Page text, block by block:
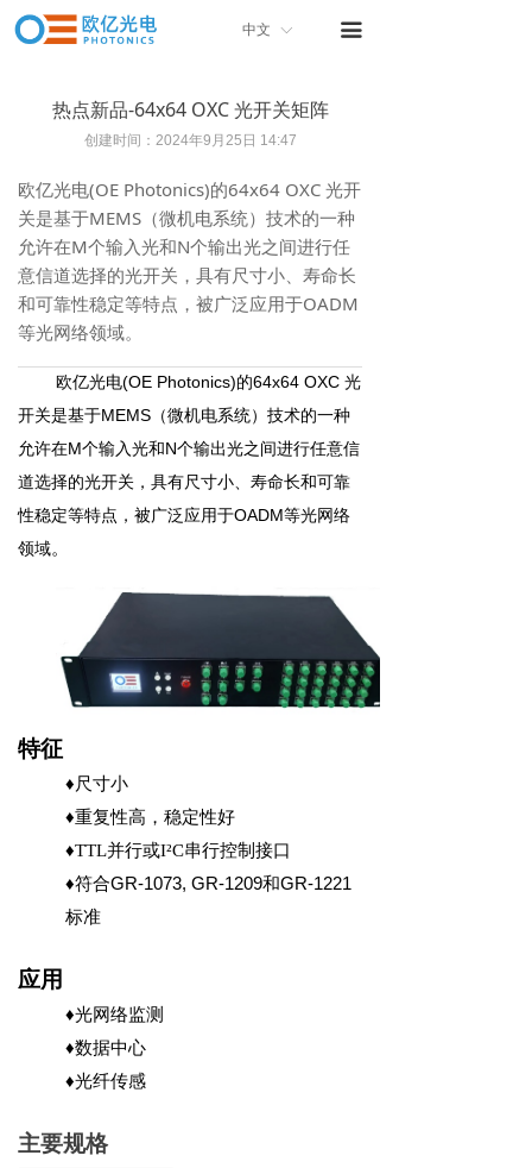
끀
首页
产品画册
联系我们
ꀅ
中文
热点新品-64x64 OXC 光开关矩阵
创建时间： 2024年9月25日 14:47
欧亿光电(OE Photonics)的64x64 OXC 光开
关是基于MEMS（微机电系统）技术的一种
允许在M个输入光和N个输出光之间进行任
意信道选择的光开关，具有尺寸小、寿命长
和可靠性稳定等特点，被广泛应用于OADM
等光网络领域。
欧亿光电(OE Photonics)的64x64 OXC 光
开关是基于MEMS （微机电系统）技术的一种
允许在M个输入光和 N个输出光之间进行任意信
道选择的光开关，具有尺寸小、寿命长和可靠
性稳定等特点，被广泛应用于OADM等光网络
领域。
特征
♦尺寸小
♦重复性高，稳定性好
♦TTL并行或I²C串行控制接口
♦符合GR-1073, GR-1209和GR-1221
标准
应用
♦光网络监测
♦数据中心
♦光纤传感
主要规格